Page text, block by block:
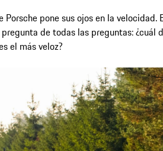
Porsche pone sus ojos en la
de todas las preguntas:
el más veloz?